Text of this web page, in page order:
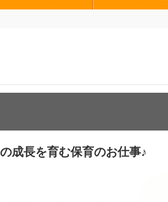
成長を育む保育のお仕事♪